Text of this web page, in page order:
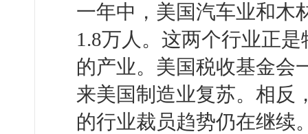
一年中，美国汽车业和木
1.8万人。这两个行业正
的产业。美国税收基金会
来美国制造业复苏。相反
的行业裁员趋势仍在继续